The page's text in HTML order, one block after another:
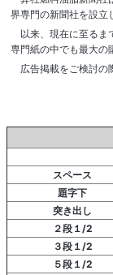
界専門の新聞社を設立
以来、現在に至るま
専門紙の中でも最大の
広告掲載をご検討の
スペース
題字下
突き出し
２段１/2
３段１/2
５段１/2